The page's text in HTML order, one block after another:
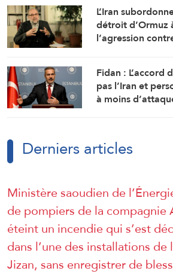
L’Iran
détroit d’Ormuz
l’agression
Fidan : L’accord
pas l’Iran et
à moins
Derniers articles
Ministère saoudien de
de pompiers de la compagnie
éteint un incendie qui s’est
dans l’une des installations
Jizan, sans enregistrer de